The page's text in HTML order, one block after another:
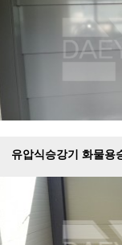
유압식승강기 화물용